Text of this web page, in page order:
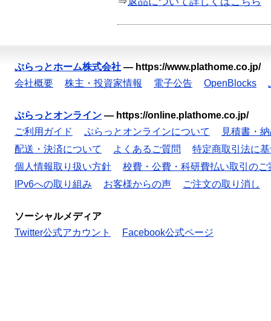
ぷらっとホーム株式会社 — https://www.plathome.co.jp/
会社概要
株主・投資家情報 電子公告 OpenBlocks
ぷらっとオンライン — https://online.plathome.co.jp/
ご利用ガイド
ぷらっとオンラインについて
見積書・
配送・決済について
よくあるご質問
特定商取引法に
個人情報取り扱い方針
校費・公費・科研費払い取引のご
IPv6への取り組み
お客様からの声 ご注文の取り消し
ソーシャルメディア
Twitter公式アカウント
Facebook公式ページ